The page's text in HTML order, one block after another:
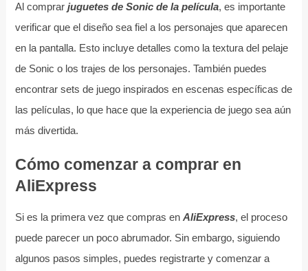
Al comprar juguetes de Sonic de la película, es importante
verificar que el diseño sea fiel a los personajes que aparecen
en la pantalla. Esto incluye detalles como la textura del pelaje
de Sonic o los trajes de los personajes. También puedes
encontrar sets de juego inspirados en escenas específicas de
las películas, lo que hace que la experiencia de juego sea aún
más divertida.
Cómo comenzar a comprar en
AliExpress
Si es la primera vez que compras en AliExpress, el proceso
puede parecer un poco abrumador. Sin embargo, siguiendo
algunos pasos simples, puedes registrarte y comenzar a